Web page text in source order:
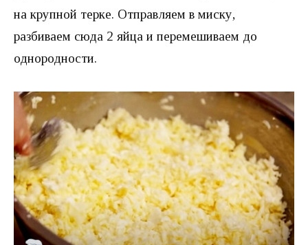
на крупной терке. Отправляем в миску,
разбиваем сюда 2 яйца и перемешиваем до
однородности.